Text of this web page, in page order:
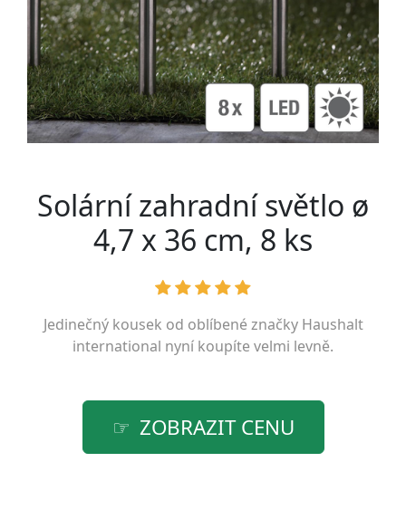
Solární zahradní světlo ø
4,7 x 36 cm, 8 ks
Jedinečný kousek od oblíbené značky Haushalt
international nyní koupíte velmi levně.
ZOBRAZIT CENU